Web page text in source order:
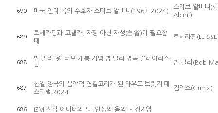
690 미국 인디 록의 수호자 스티브 알비니(1962-2024)
스티브 알비니
Albini)
689
르세라핌과 코첼라, 자평 아닌 자성(自省)이 필요할
때
르세라핌(LE
688
밥 말리: 원 러브 개봉 기념 밥 말리 명곡 플레이리스
트
밥 말리(Bob
687
한일 양국의 음악적 연결고리가 된 라우드 브릿지 페
스티벌 2024
검엑스(Gumx)
686 IZM 신입 에디터의 '내 인생의 음악' - 정기엽